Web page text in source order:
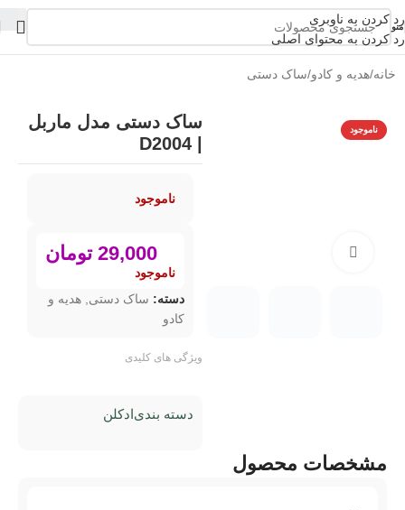
رد کردن به ناوبری
رد کردن به محتوای اصلی
منو
خانه/هدیه و کادو/ساک دستی
ناموجود
ساک دستی مدل ماربل
ناموجود
29,000 تومان
ناموجود
دسته: ساک دستی هدیه و
کادو
ویژگی های کلیدی
دسته بندیادکلن
مشخصات محصول